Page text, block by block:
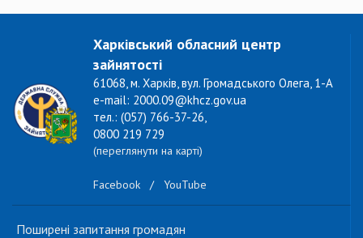
Харківський обласний центр
зайнятості
61068, м. Харків, вул. Громадського Олега, 1-А
e-mail: 2000.09@khcz.gov.ua
тел.: (057) 766-37-26,
0800 219 729
(переглянути на карті)
Facebook / YouTube
Поширені запитання громадян